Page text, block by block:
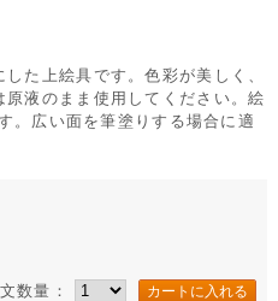
た上絵具です。色彩が美しく、
液のまま使用してください。絵
。広い面を筆塗りする場合に適
数量：